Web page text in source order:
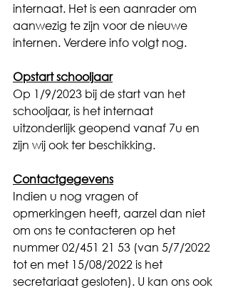
internaat. Het is een aanrader om
aanwezig te zijn voor de nieuwe
internen. Verdere info volgt nog.
Opstart schooljaar
Op 1/9/2023 bij de start van het
schooljaar, is het internaat
uitzonderlijk geopend vanaf 7u en
zijn wij ook ter beschikking.
Contactgegevens
Indien u nog vragen of
opmerkingen heeft, aarzel dan niet
om ons te contacteren op het
nummer 02/451 21 53 (van 5/7/2022
tot en met 15/08/2022 is het
secretariaat gesloten). U kan ons ook